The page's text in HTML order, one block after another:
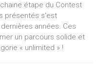
étape du Contest
présentés s'est
années. Ces
un parcours solide et
« unlimited » !